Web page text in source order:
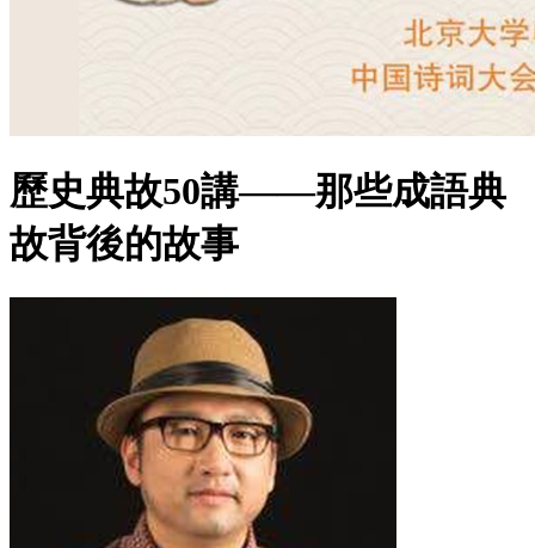
歷史典故50講——那些成語典
故背後的故事